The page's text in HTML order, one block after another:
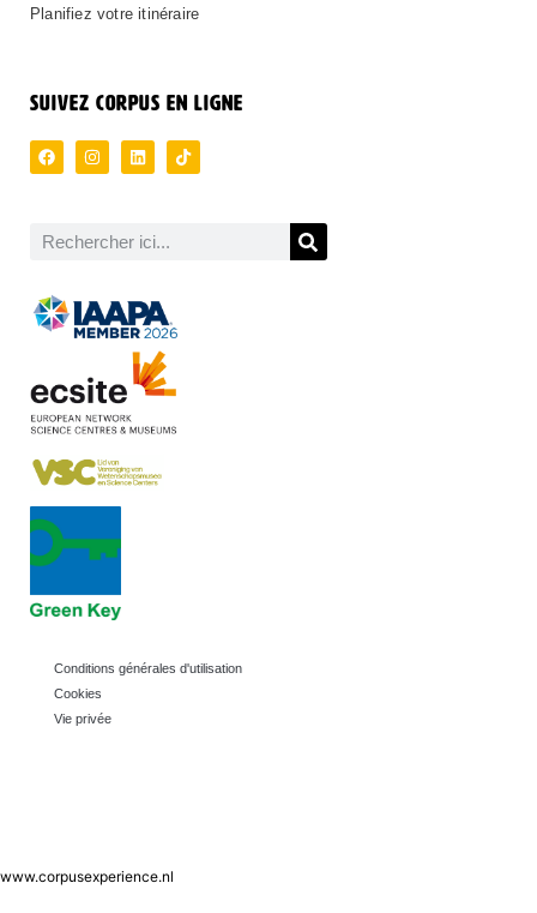
Planifiez votre itinéraire
SUIVEZ CORPUS EN LIGNE
Conditions générales d'utilisation
Cookies
Vie privée
www.corpusexperience.nl